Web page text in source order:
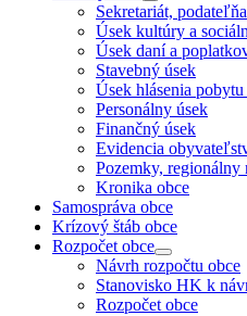
Sekretariát, podateľňa
Úsek kultúry a
Úsek daní a
Stavebný úsek
Úsek hlásenia
Personálny úsek
Finančný úsek
Evidencia
Pozemky, regionálny
Kronika obce
Samospráva obce
Krízový štáb obce
Rozpočet obce
Návrh rozpočtu obce
Stanovisko HK k
Rozpočet obce